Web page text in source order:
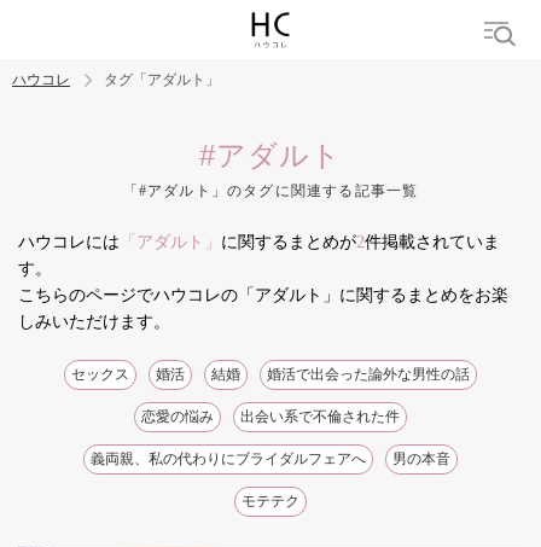
結婚 セックス カップル 男の本音 モテテク 婚活
ハウコレ タグ「アダルト」
#アダルト
「#アダルト」のタグに関連する記事一覧
ハウコレには 「アダルト」 に関するまとめが2件掲載されていま
す。
こちらのページでハウコレの「アダルト」に関するまとめをお楽
しみいただけます。
セックス 婚活 結婚 婚活で出会った論外な男性の話
恋愛の悩み 出会い系で不倫された件
義両親、私の代わりにブライダルフェアへ 男の本音
モテテク